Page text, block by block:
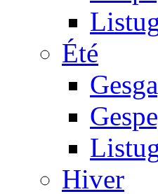
Été
Hiver